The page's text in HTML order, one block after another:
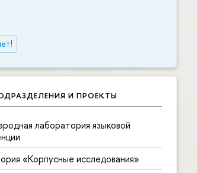
И ПРОЕКТЫ
лаборатория языковой
«Корпусные исследования»